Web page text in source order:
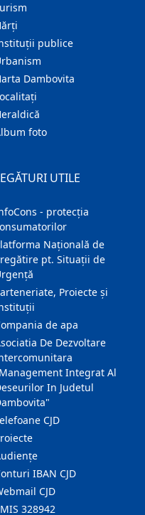
publice
Dambovita
foto
UTILE
- protecția
Națională de
pt. Situații de
Proiecte și
de apa
De Dezvoltare
Integrat Al
In Judetul
CJD
IBAN CJD
CJD
328942